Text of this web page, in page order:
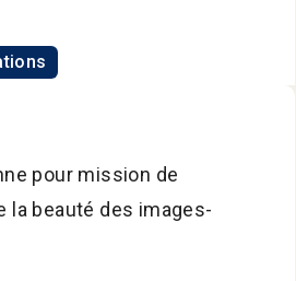
pour mission de
la beauté des images-